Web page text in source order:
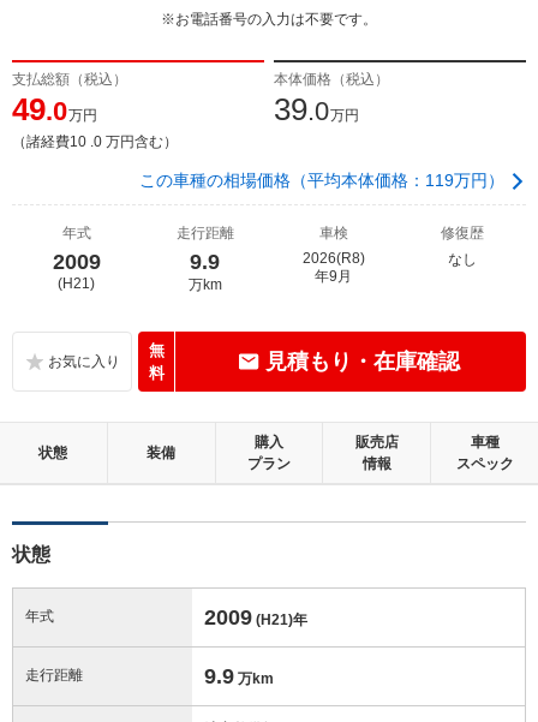
※お電話番号の入力は不要です。
支払総額（税込）
49.0万円
（諸経費10 .0 万円含む）
本体価格（税込）
39.0万円
この車種の相場価格（平均本体価格：119万円）
年式
2009
(H21)
走行距離
9.9
万km
車検
2026(R8)
年9月
修復歴
なし
無
料
見積もり・在庫確認
状態 装備
購入
プラン
販売店
情報
車種
スペック
状態
年式 2009 (H21)年
走行距離 9.9 万km